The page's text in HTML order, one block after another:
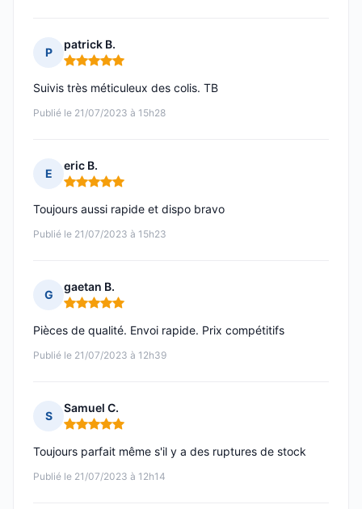
P
patrick B.
Note : 5 sur 5
Publié le 21/07/2023 à 15h28
Suivis très méticuleux des colis. TB
E
eric B.
Note : 5 sur 5
Publié le 21/07/2023 à 15h23
Toujours aussi rapide et dispo bravo
G
gaetan B.
Note : 5 sur 5
Publié le 21/07/2023 à 12h39
Pièces de qualité. Envoi rapide. Prix compétitifs
S
Samuel C.
Note : 5 sur 5
Publié le 21/07/2023 à 12h14
Toujours parfait même s'il y a des ruptures de stock